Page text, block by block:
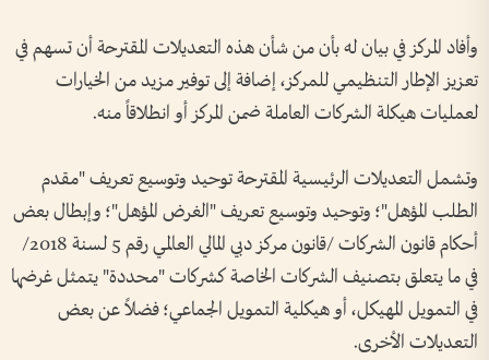
وأفاد المركز في بيان له بأن من شأن هذه التعديلات المقترحة أن تسهم في
تعزيز الإطار التنظيمي للمركز، إضافة إلى توفير مزيد من الخيارات
لعمليات هيكلة الشركات العاملة ضمن المركز أو انطلاقاً منه.
وتشمل التعديلات الرئيسية المقترحة توحيد وتوسيع تعريف "مقدم
الطلب المؤهل"؛ وتوحيد وتوسيع تعريف "الغرض المؤهل"؛ وإبطال بعض
أحكام قانون الشركات /قانون مركز دبي المالي العالمي رقم 5 لسنة 2018/
في ما يتعلق بتصنيف الشركات الخاصة كشركات "محددة" يتمثل غرضها
في التمويل المهيكل، أو هيكلية التمويل الجماعي؛ فضلاً عن بعض
التعديلات الأخرى.